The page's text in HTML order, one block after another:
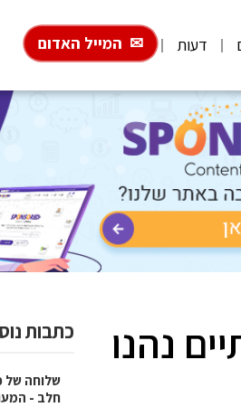
דעות המייל האדום
נהנו
כתבות
שלוחה של
חלב -